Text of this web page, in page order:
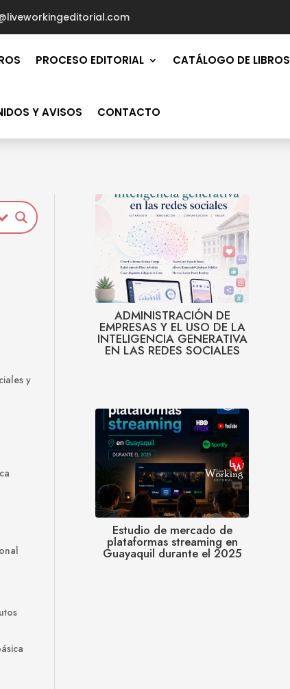
PROCESO EDITORIAL CATÁLOGO DE LIBROS
Y AVISOS CONTACTO
y
ADMINISTRACIÓN DE
EMPRESAS Y EL USO DE LA
INTELIGENCIA GENERATIVA
EN LAS REDES SOCIALES
Estudio de mercado de
plataformas streaming en
Guayaquil durante el 2025